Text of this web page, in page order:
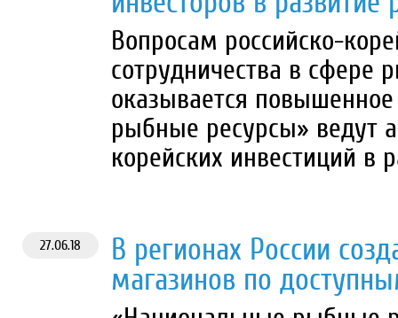
Вопросам российско-
сотрудничества в сфере
оказывается
рыбные ресурсы» ведут
корейских инвестиций в
27.06.18
В регионах России
магазинов по